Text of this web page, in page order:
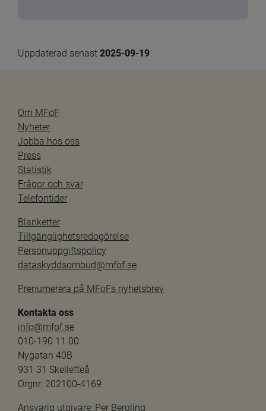
Uppdaterad senast 2025-09-19
Om MFoF
Nyheter
Jobba hos oss
Press
Statistik
Frågor och svar
Telefontider
Blanketter
Tillgänglighetsredogörelse
Personuppgiftspolicy
dataskyddsombud@mfof.se
Prenumerera på MFoFs nyhetsbrev
Kontakta oss
info@mfof.se
010-190 11 00
Nygatan 40B
931 31 Skellefteå
Orgnr: 202100-4169
Ansvarig utgivare: Per Bergling